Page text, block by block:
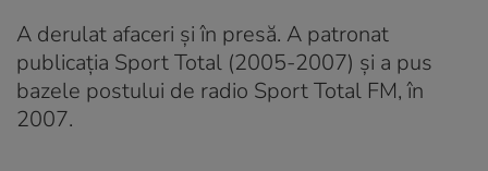
A derulat afaceri și în presă. A patronat
publicația Sport Total (2005-2007) și a pus
bazele postului de radio Sport Total FM, în
2007.